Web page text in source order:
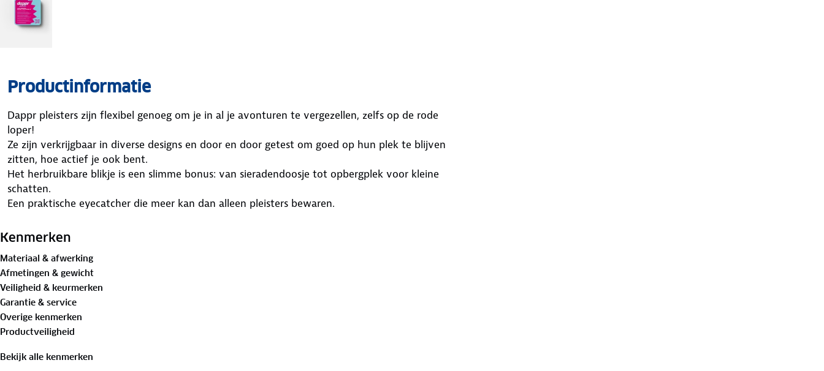
Productinformatie
Dappr pleisters zijn flexibel genoeg om je in al je avonturen te vergezellen, zelfs op de rode
loper!
Ze zijn verkrijgbaar in diverse designs en door en door getest om goed op hun plek te blijven
zitten, hoe actief je ook bent.
Het herbruikbare blikje is een slimme bonus: van sieradendoosje tot opbergplek voor kleine
schatten.
Een praktische eyecatcher die meer kan dan alleen pleisters bewaren.
* Beschikbaar in 3 vrolijke tie-dye patronen
* Sterke kleefkracht
* Gemaakt van ademend bamboe stof
* Zacht voor de huid & hypoallergeen
* Verpakking die uitnodigt tot hergebruik
* Voor kinderen & volwassenen
* Ontworpen om je snel weer op pad te helpen
Kenmerken
Materiaal & afwerking
Afmetingen & gewicht
Veiligheid & keurmerken
Garantie & service
Overige kenmerken
Productveiligheid
Bekijk alle kenmerken